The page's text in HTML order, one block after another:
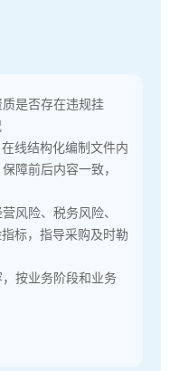
是否存在违规挂
线结构化编制文件内
障前后内容一致，
风险、税务风险、
标，指导采购及时勒
按业务阶段和业务